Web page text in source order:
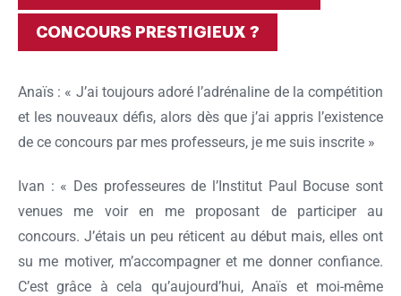
CONCOURS PRESTIGIEUX ?
Anaïs : « J’ai toujours adoré l’adrénaline de la compétition
et les nouveaux défis, alors dès que j’ai appris l’existence
de ce concours par mes professeurs, je me suis inscrite »
Ivan : « Des professeures de l’Institut Paul Bocuse sont
venues me voir en me proposant de participer au
concours. J’étais un peu réticent au début mais, elles ont
su me motiver, m’accompagner et me donner confiance.
C’est grâce à cela qu’aujourd’hui, Anaïs et moi-même